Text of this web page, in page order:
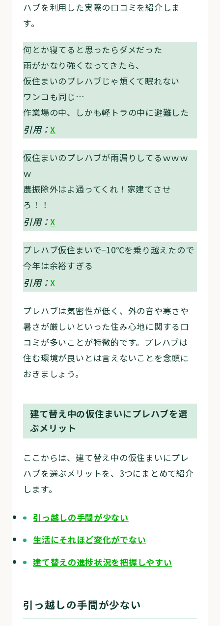
ハブを利用した実際の口コミを紹介しま
す。
何とか寝てると思ったらダメだった
雨がかなり強くなってきたら、
仮住まいのプレハブじゃ煩くて眠れない
ワンコも同じ…
作業場の中、しかも軽トラの中に避難した
引用：X
仮住まいのプレハブが雨漏りしてるｗｗｗ
ｗ
農振除外はよ通ってくれ！家建てさせ
ろ！！
引用：X
プレハブ仮住まいで−10℃を乗り越えたので
今年は余裕すぎる
引用：X
プレハブは気密性が低く、外の音や寒さや
暑さが厳しいといった住み心地に関する口
コミが多いことが特徴的です。プレハブは
住む環境が良いとは言えないことを念頭に
おきましょう。
建て替え中の仮住まいにプレハブを選
ぶメリット
ここからは、建て替え中の仮住まいにプレ
ハブを選ぶメリットを、3つにまとめて紹介
します。
引っ越しの手間が少ない
生活にそれほど変化がでない
建て替えの進捗状況を把握しやすい
引っ越しの手間が少ない